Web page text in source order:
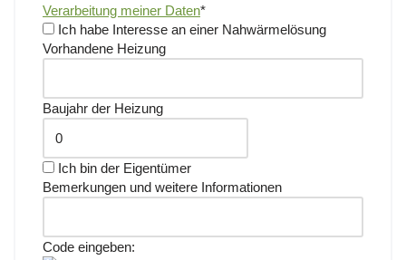
Verarbeitung meiner Daten*
Ich habe Interesse an einer Nahwärmelösung
Vorhandene Heizung
Baujahr der Heizung
Ich bin der Eigentümer
Bemerkungen und weitere Informationen
Code eingeben: